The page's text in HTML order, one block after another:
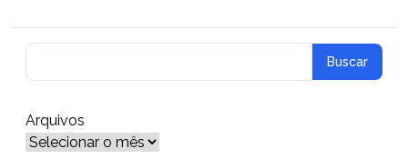
Arquivos
Arquivos